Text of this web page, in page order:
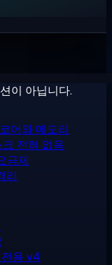
이 아닙니다.
어와 메모리
전혀 없음
금제
리
용 v4